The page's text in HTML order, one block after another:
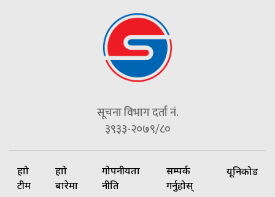
सूचना विभाग दर्ता नं.
३९३३-२०७९/८०
हाम्रो
टीम
हाम्रो
बारेमा
गोपनीयता
नीति
सम्पर्क
गर्नुहोस्
यूनिकोड